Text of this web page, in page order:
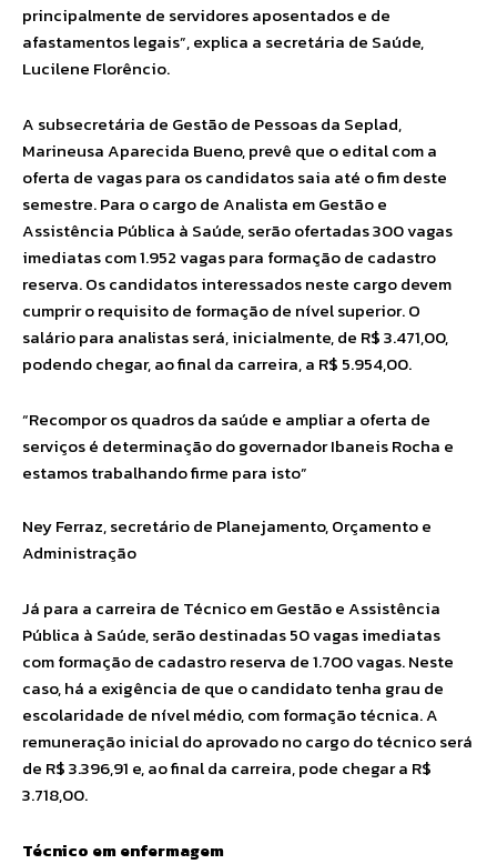
principalmente de servidores aposentados e de
afastamentos legais”, explica a secretária de Saúde,
Lucilene Florêncio.
A subsecretária de Gestão de Pessoas da Seplad,
Marineusa Aparecida Bueno, prevê que o edital com a
oferta de vagas para os candidatos saia até o fim deste
semestre. Para o cargo de Analista em Gestão e
Assistência Pública à Saúde, serão ofertadas 300 vagas
imediatas com 1.952 vagas para formação de cadastro
reserva. Os candidatos interessados neste cargo devem
cumprir o requisito de formação de nível superior. O
salário para analistas será, inicialmente, de R$ 3.471,00,
podendo chegar, ao final da carreira, a R$ 5.954,00.
“Recompor os quadros da saúde e ampliar a oferta de
serviços é determinação do governador Ibaneis Rocha e
estamos trabalhando firme para isto”
Ney Ferraz, secretário de Planejamento, Orçamento e
Administração
Já para a carreira de Técnico em Gestão e Assistência
Pública à Saúde, serão destinadas 50 vagas imediatas
com formação de cadastro reserva de 1.700 vagas. Neste
caso, há a exigência de que o candidato tenha grau de
escolaridade de nível médio, com formação técnica. A
remuneração inicial do aprovado no cargo do técnico será
de R$ 3.396,91 e, ao final da carreira, pode chegar a R$
3.718,00.
Técnico em enfermagem